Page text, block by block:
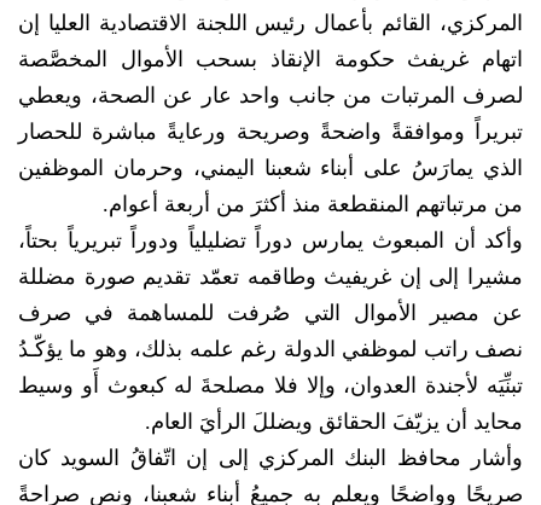
المركزي، القائم بأعمال رئيس اللجنة الاقتصادية العليا إن
اتهام غريفث حكومة الإنقاذ بسحب الأموال المخصَّصة
لصرف المرتبات من جانب واحد عار عن الصحة، ويعطي
تبريراً وموافقةً واضحةً وصريحة ورعايةً مباشرة للحصار
الذي يمارَسُ على أبناء شعبنا اليمني، وحرمان الموظفين
من مرتباتهم المنقطعة منذ أكثرَ من أربعة أعوام.
وأكد أن المبعوث يمارس دوراً تضليلياً ودوراً تبريرياً بحتاً،
مشيرا إلى إن غريفيث وطاقمه تعمّد تقديم صورة مضللة
عن مصير الأموال التي صُرفت للمساهمة في صرف
نصف راتب لموظفي الدولة رغم علمه بذلك، وهو ما يؤكّـدُ
تبنِّيَه لأجندة العدوان، وإلا فلا مصلحةَ له كبعوث أَو وسيط
محايد أن يزيّفَ الحقائق ويضللَ الرأيَ العام.
وأشار محافظ البنك المركزي إلى إن اتّفاقُ السويد كان
صريحًا وواضحًا ويعلم به جميعُ أبناء شعبنا، ونص صراحةً